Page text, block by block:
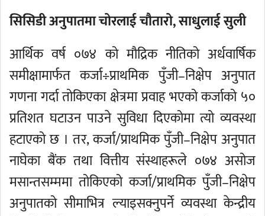
सिसिडी अनुपातमा चोरलाई चौतारो, साधुलाई सुली
आर्थिक वर्ष ०७४ को मौद्रिक नीतिको अर्धवार्षिक
समीक्षामार्फत कर्जा÷प्राथमिक पुँजी–निक्षेप अनुपात
गणना गर्दा तोकिएका क्षेत्रमा प्रवाह भएको कर्जाको ५०
प्रतिशत घटाउन पाउने सुविधा दिएकोमा त्यो व्यवस्था
हटाएको छ । तर, कर्जा/प्राथमिक पुँजी–निक्षेप अनुपात
नाघेका बैंक तथा वित्तीय संस्थाहरूले ०७४ असोज
मसान्तसम्ममा तोकिएको कर्जा/प्राथमिक पुँजी–निक्षेप
अनुपातको सीमाभित्र ल्याइसक्नुपर्ने व्यवस्था केन्द्रीय